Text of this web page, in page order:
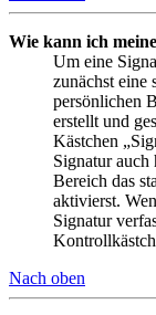
Wie kann ich
Um eine
zunächst eine
persönlichen
erstellt und
Kästchen
Signatur
Bereich das
aktivierst.
Signatur
Nach oben